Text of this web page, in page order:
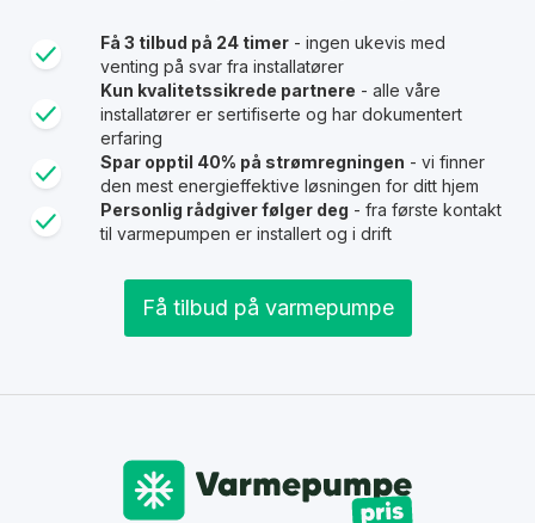
Få 3 tilbud på 24 timer - ingen ukevis med
venting på svar fra installatører
Kun kvalitetssikrede partnere - alle våre
installatører er sertifiserte og har dokumentert
erfaring
Spar opptil 40% på strømregningen - vi finner
den mest energieffektive løsningen for ditt hjem
Personlig rådgiver følger deg - fra første kontakt
til varmepumpen er installert og i drift
Få tilbud på varmepumpe